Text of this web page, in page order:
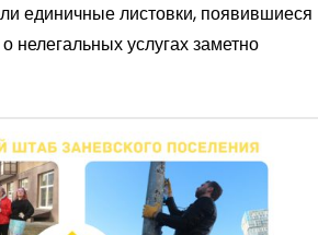
единичные листовки, появившиеся
услугах заметно